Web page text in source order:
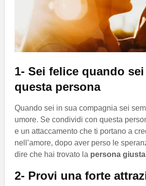
1- Sei felice quando
questa persona
Quando sei in sua compagnia sei
umore. Se condividi con questa
e un attaccamento che ti portano a
nell’amore, dopo aver perso le
dire che hai trovato la persona giusta
2- Provi una forte